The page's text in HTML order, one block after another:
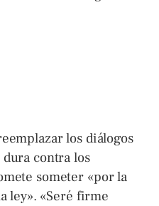
los diálogos
contra los
someter «por la
ley». «Seré firme